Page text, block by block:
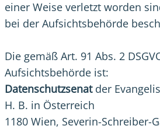
einer Weise verletzt worden
bei der Aufsichtsbehörde
Die gemäß Art. 91 Abs. 2
Aufsichtsbehörde ist:
Datenschutzsenatder
H. B. in Österreich
1180 Wien, Severin-Schreiber-